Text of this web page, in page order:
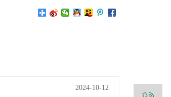
2024-10-12